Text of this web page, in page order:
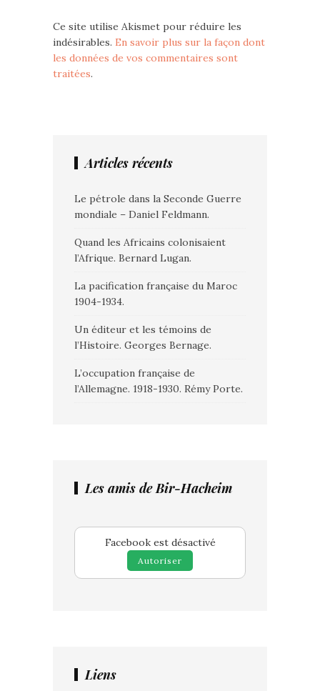
Ce site utilise Akismet pour réduire les
indésirables. En savoir plus sur la façon dont
les données de vos commentaires sont
traitées.
Articles récents
Le pétrole dans la Seconde Guerre
mondiale – Daniel Feldmann.
Quand les Africains colonisaient
l’Afrique. Bernard Lugan.
La pacification française du Maroc
1904-1934.
Un éditeur et les témoins de
l’Histoire. Georges Bernage.
L’occupation française de
l’Allemagne. 1918-1930. Rémy Porte.
Les amis de Bir-Hacheim
Facebook est désactivé
Autoriser
Liens